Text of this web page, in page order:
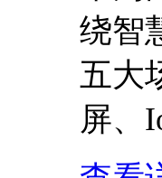
绕智
五大
屏、